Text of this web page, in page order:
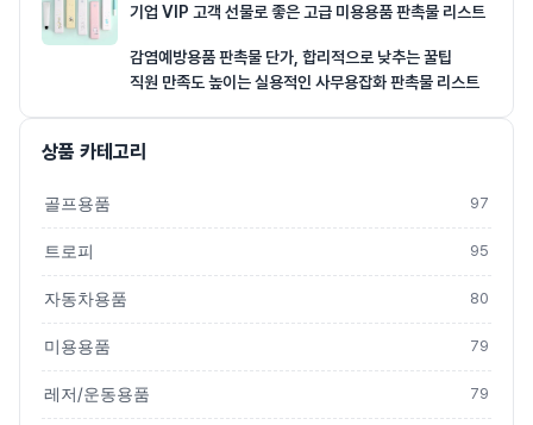
기업 VIP 고객 선물로 좋은 고급 미용용품 판촉물 리스트
감염예방용품 판촉물 단가, 합리적으로 낮추는 꿀팁
직원 만족도 높이는 실용적인 사무용잡화 판촉물 리스트
상품 카테고리
골프용품 97
트로피 95
자동차용품 80
미용용품 79
레저/운동용품 79